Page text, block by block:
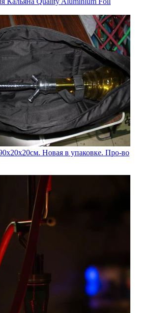
Новая в упаковке. Про-во